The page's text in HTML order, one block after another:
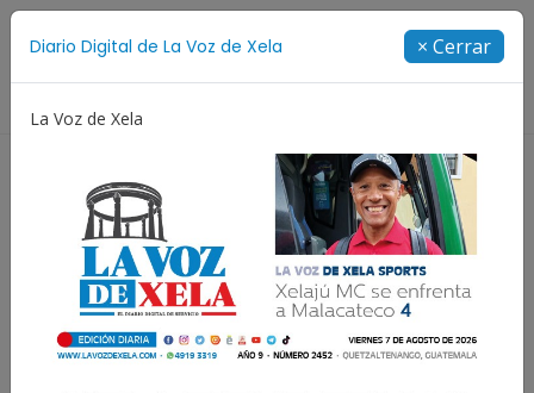
Diario Digital de La Voz de Xela × Cerrar
La Voz de Xela